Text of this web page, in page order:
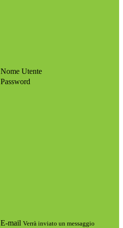
Nome Utente
Password
E-mail Verrà inviato un messaggio